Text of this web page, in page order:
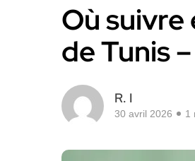
Où suivre
de Tunis
R. I
30 avril 2026 1